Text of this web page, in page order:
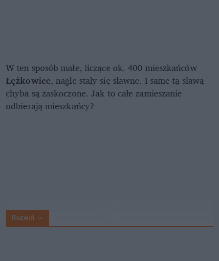
W ten sposób małe, liczące ok. 400 mieszkańców
Łężkowice, nagle stały się sławne. I same tą sławą
chyba są zaskoczone. Jak to całe zamieszanie
odbierają mieszkańcy?
Rozwiń